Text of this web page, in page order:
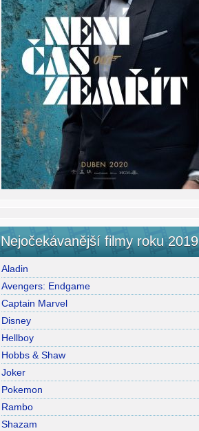
Nejočekávanější filmy roku 2019
Aladin
Avengers: Endgame
Captain Marvel
Disney
Hellboy
Hobbs & Shaw
Joker
Pokemon
Rambo
Shazam